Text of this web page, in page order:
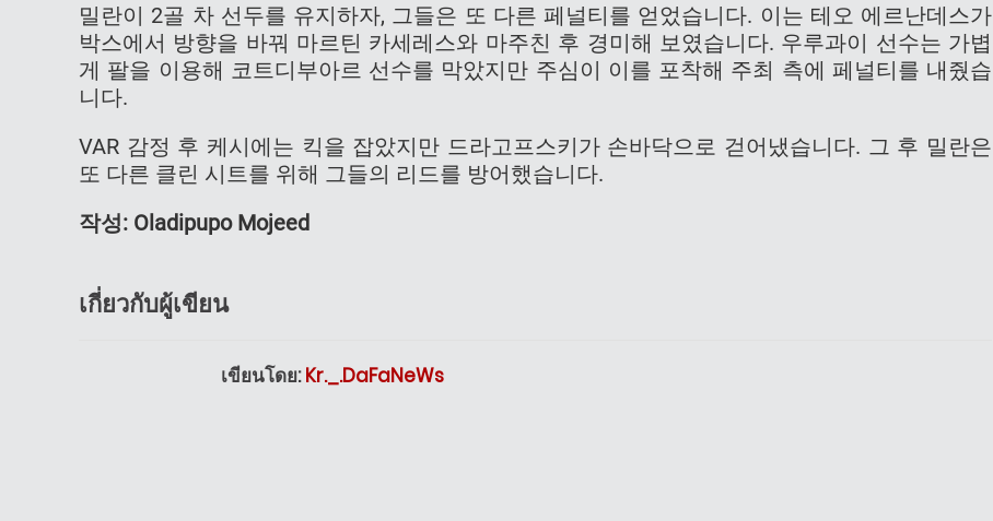
밀란이 2골 차 선두를 유지하자, 그들은 또 다른 페널티를 얻었습니다. 이는 테오 에르난데스가
박스에서 방향을 바꿔 마르틴 카세레스와 마주친 후 경미해 보였습니다. 우루과이 선수는 가볍
게 팔을 이용해 코트디부아르 선수를 막았지만 주심이 이를 포착해 주최 측에 페널티를 내줬습
니다.
VAR 감정 후 케시에는 킥을 잡았지만 드라고프스키가 손바닥으로 걷어냈습니다. 그 후 밀란은
또 다른 클린 시트를 위해 그들의 리드를 방어했습니다.
작성: Oladipupo Mojeed
เกี่ยวกับผู้เขียน
เขียนโดย:Kr._.DaFaNeWs